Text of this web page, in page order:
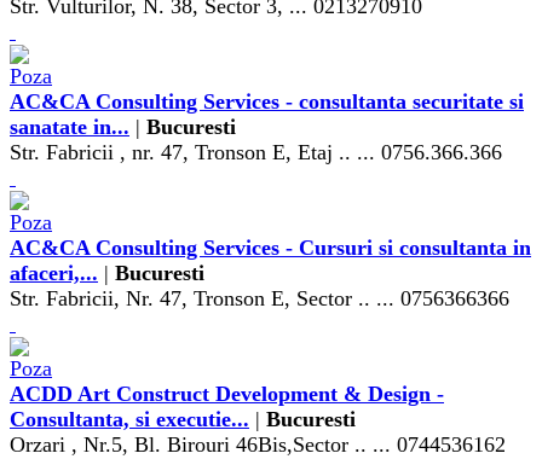
Str. Vulturilor, N. 38, Sector 3, ... 0213270910
AC&CA Consulting Services - consultanta securitate si
sanatate in... | Bucuresti
Str. Fabricii , nr. 47, Tronson E, Etaj .. ... 0756.366.366
AC&CA Consulting Services - Cursuri si consultanta in
afaceri,... | Bucuresti
Str. Fabricii, Nr. 47, Tronson E, Sector .. ... 0756366366
ACDD Art Construct Development & Design -
Consultanta, si executie... | Bucuresti
Orzari , Nr.5, Bl. Birouri 46Bis,Sector .. ... 0744536162